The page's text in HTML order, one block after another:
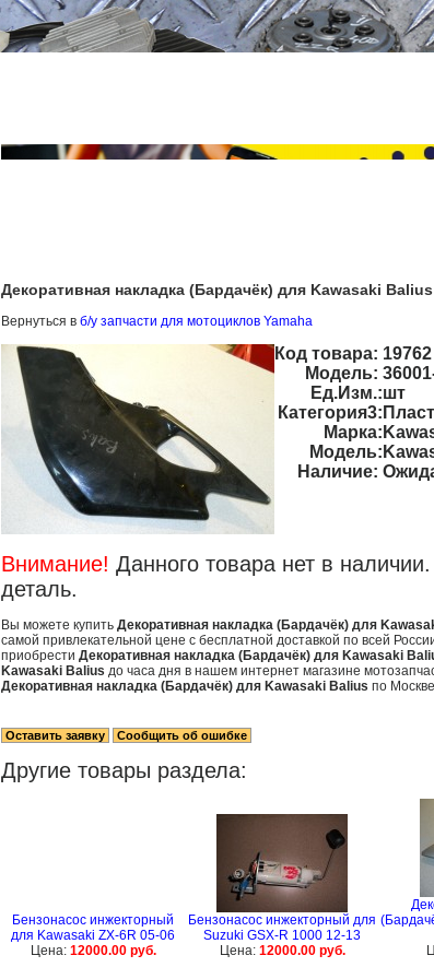
Декоративная накладка (Бардачёк) для Kawasaki Balius
Вернуться в б/у запчасти для мотоциклов Yamaha
Код товара: 19762
Модель:
Ед.Изм.:шт
Категория3:
Марка:
Модель:
Наличие:
Внимание! Данного товара нет в
деталь.
Вы можете купить Декоративная накладка (Бардачёк) для
самой привлекательной цене с бесплатной доставкой по всей
приобрести Декоративная накладка (Бардачёк) для Kawasaki
Kawasaki Balius до часа дня в нашем интернет магазине
Декоративная накладка (Бардачёк) для Kawasaki Balius по
Другие товары раздела:
Бензонасос инжекторный
для Kawasaki ZX-6R 05-06
Цена: 12000.00 руб.
Бензонасос инжекторный для
Suzuki GSX-R 1000 12-13
Цена: 12000.00 руб.